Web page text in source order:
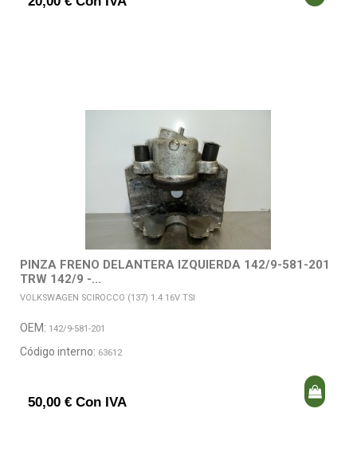
PINZA FRENO DELANTERA IZQUIERDA 142/9-581-201
TRW 142/9 -...
VOLKSWAGEN SCIROCCO (137) 1.4 16V TSI
OEM: 142/9-581-201
Código interno: 63612
50,00 € Con IVA